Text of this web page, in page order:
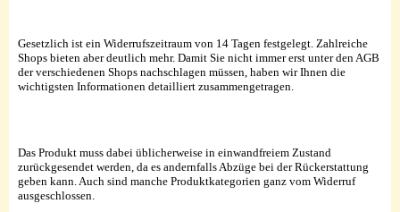
Gesetzlich ist ein Widerrufszeitraum von 14 Tagen festgelegt. Zahlreiche
Shops bieten aber deutlich mehr. Damit Sie nicht immer erst unter den AGB
der verschiedenen Shops nachschlagen müssen, haben wir Ihnen die
wichtigsten Informationen detailliert zusammengetragen.
Das Produkt muss dabei üblicherweise in einwandfreiem Zustand
zurückgesendet werden, da es andernfalls Abzüge bei der Rückerstattung
geben kann. Auch sind manche Produktkategorien ganz vom Widerruf
ausgeschlossen.